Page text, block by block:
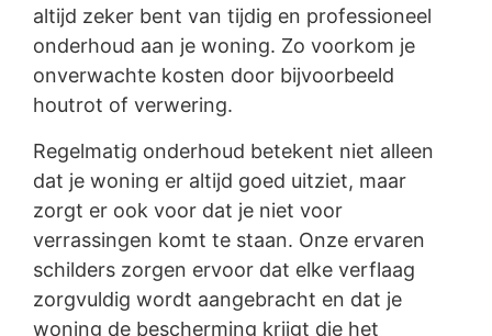
altijd zeker bent van tijdig en professioneel
onderhoud aan je woning. Zo voorkom je
onverwachte kosten door bijvoorbeeld
houtrot of verwering.
Regelmatig onderhoud betekent niet alleen
dat je woning er altijd goed uitziet, maar
zorgt er ook voor dat je niet voor
verrassingen komt te staan. Onze ervaren
schilders zorgen ervoor dat elke verflaag
zorgvuldig wordt aangebracht en dat je
woning de bescherming krijgt die het